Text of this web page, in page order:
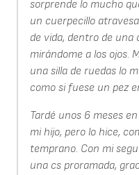
sorprende lo mucho
un cuerpecillo
de vida, dentro de una
mirándome a los ojos.
una silla de ruedas lo
como si fuese un pez
Tardé unos 6 meses
mi hijo, pero lo hice,
temprano. Con mi
una cs proramada,